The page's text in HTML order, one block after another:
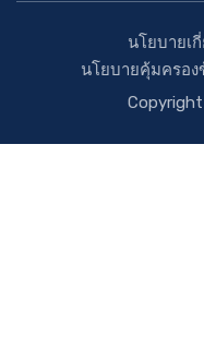
นโยบายเ
นโยบายคุ้มครอ